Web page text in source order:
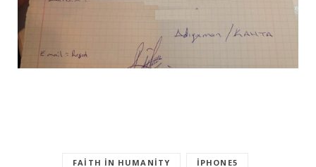
FAITH IN HUMANITY IPHONE5